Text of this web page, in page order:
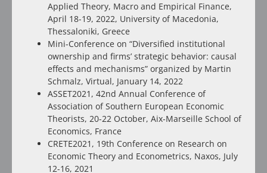
Applied Theory, Macro and Empirical Finance,
April 18-19, 2022, University of Macedonia,
Thessaloniki, Greece
Mini-Conference on “Diversified institutional
ownership and firms’ strategic behavior: causal
effects and mechanisms” organized by Martin
Schmalz, Virtual, January 14, 2022
ASSET2021, 42nd Annual Conference of
Association of Southern European Economic
Theorists, 20-22 October, Aix-Marseille School of
Economics, France
CRETE2021, 19th Conference on Research on
Economic Theory and Econometrics, Naxos, July
12-16, 2021